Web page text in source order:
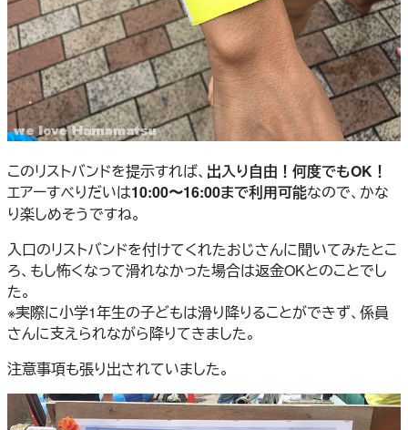
このリストバンドを提示すれば、 出入り自由！何度でもOK！
エアーすべりだいは10:00〜16:00まで利用可能なので、かな
り楽しめそうですね。
入口のリストバンドを付けてくれたおじさんに聞いてみたとこ
ろ、もし怖くなって滑れなかった場合は返金OKとのことでし
た。
※実際に小学1年生の子どもは滑り降りることができず、係員
さんに支えられながら降りてきました。
注意事項も張り出されていました。